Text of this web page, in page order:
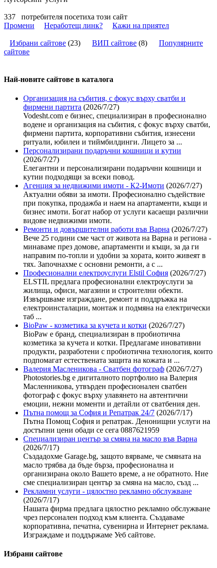
337 потребителя посетиха този сайт
Промени
Неработещ линк? Кажи на приятел
Избрани сайтове (23) ВИП сайтове (8) Популярните
сайтове
Най-новите сайтoве в каталога
Организация на събития, с фокус върху сватби и
фирмени партита (2026/7/27)
Vodesht.com е бизнес, специализиран в професионално
водене и организация на събития, с фокус върху сватби,
фирмени партита, корпоративни събития, изнесени
ритуали, юбилеи и тиймбилдинги. Лицето за ...
Персонализирани подаръчни кошници и кутии
(2026/7/27)
Елегантни и персонализирани подаръчни кошници и
кутии подходящи за всеки повод.
Агенция за недвижими имоти - К2-Имоти (2026/7/27)
Актуални обяви за имоти. Професионално съдействие
при покупка, продажба и наем на апартаменти, къщи и
бизнес имоти. Богат набор от услуги касаещи различни
видове недвижими имоти.
Ремонти и довършителни работи във Варна (2026/7/27)
Вече 25 години сме част от живота на Варна и региона -
минаваме през домове, апартаменти и къщи, за да ги
направим по-топли и удобни за хората, които живеят в
тях. Започнахме с основни ремонти, а с ...
Професионални електроуслуги Elstil София (2026/7/27)
ELSTIL предлага професионални електроуслуги за
жилища, офиси, магазини и строителни обекти.
Извършваме изграждане, ремонт и поддръжка на
електроинсталации, монтаж и подмяна на електрически
таб ...
BioPaw - козметика за кучета и котки (2026/7/27)
BioPaw е бранд, специализиран в пробиотична
козметика за кучета и котки. Предлагаме иновативни
продукти, разработени с пробиотична технология, които
подпомагат естествената защита на кожата и ...
Валерия Масленикова - Сватбен фотограф (2026/7/27)
Photostories.bg е дигиталното портфолио на Валерия
Масленникова, утвърден професионален сватбен
фотограф с фокус върху улавянето на автентични
емоции, нежни моменти и детайли от сватбения ден.
Пътна помощ за София и Репатрак 24/7 (2026/7/17)
Пътна Помощ София и репатрак. Денонищни услуги на
достъпни цени обади се сега 0887621959
Специализиран център за смяна на масло във Варна
(2026/7/17)
Създадохме Garage.bg, защото вярваме, че смяната на
масло трябва да бъде бърза, професионална и
организирана около Вашето време, а не обратното. Ние
сме специализиран център за смяна на масло, създ ...
Рекламни услуги - цялостно рекламно обслужване
(2026/7/17)
Нашата фирма предлага цялостно рекламно обслужване
чрез персонален подход към клиента. Създаваме
корпоративна, печатна, сувенирна и Интернет реклама.
Изграждаме и поддържаме Уеб сайтове.
Избрани сайтове